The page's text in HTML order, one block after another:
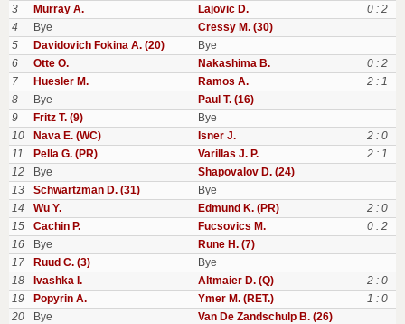
3
Murray A. Lajovic D.
0 : 2
4
Bye
Cressy M. (30)
5
Davidovich Fokina A. (20)
Bye
6
Otte O. Nakashima B.
0 : 2
7
Huesler M. Ramos A.
2 : 1
8
Bye
Paul T. (16)
9
Fritz T. (9)
Bye
10
Nava E. (WC) Isner J.
2 : 0
11
Pella G. (PR) Varillas J. P.
2 : 1
12
Bye
Shapovalov D. (24)
13
Schwartzman D. (31)
Bye
14
Wu Y. Edmund K. (PR)
2 : 0
15
Cachin P. Fucsovics M.
0 : 2
16
Bye
Rune H. (7)
17
Ruud C. (3)
Bye
18
Ivashka I. Altmaier D. (Q)
2 : 0
19
Popyrin A. Ymer M. (RET.)
1 : 0
20
Bye
Van De Zandschulp B. (26)